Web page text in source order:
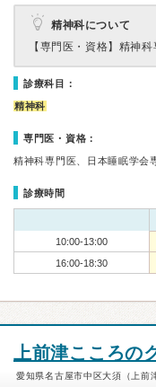
精神科について
【専門医・資格】 精神科
診療科目：
精神科
専門医・資格：
精神科専門医、日本睡眠学会
診療時間
10:00-13:00
16:00-18:30
上前津こころの
愛知県名古屋市中区大須（上前